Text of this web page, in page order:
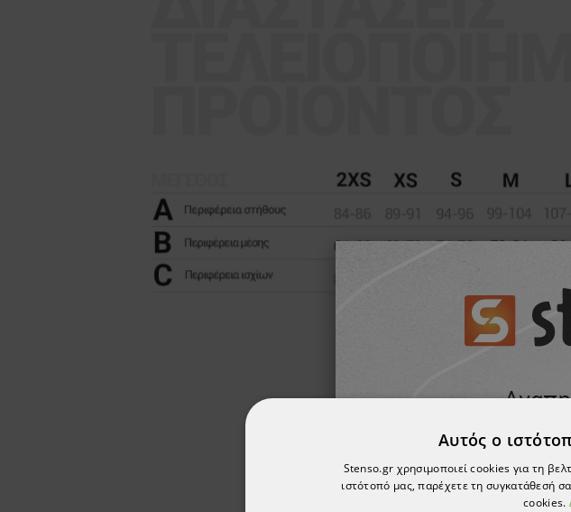
Αυτός ο
Stenso.gr χρησιμοποιεί cookies για τη
ιστότοπό μας, παρέχετε τη συγκατάθεσή
cookies.